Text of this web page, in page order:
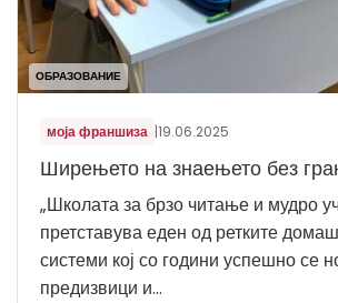
ОБРАЗОВАНИЕ
моја франшиза |19.06.2025
Ширењето на знаењето без
„Школата за брзо читање и мудро
претставува еден од ретките
системи кој со години успешно се
предизвици и...